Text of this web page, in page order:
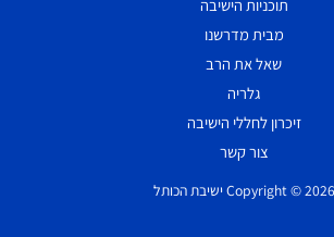
תוכניות הישיבה
מבית מדרשנו
שאל את הרב
גלריה
זיכרון לחללי הישיבה
צור קשר
Copyright © 2026 ישיבת הכותל